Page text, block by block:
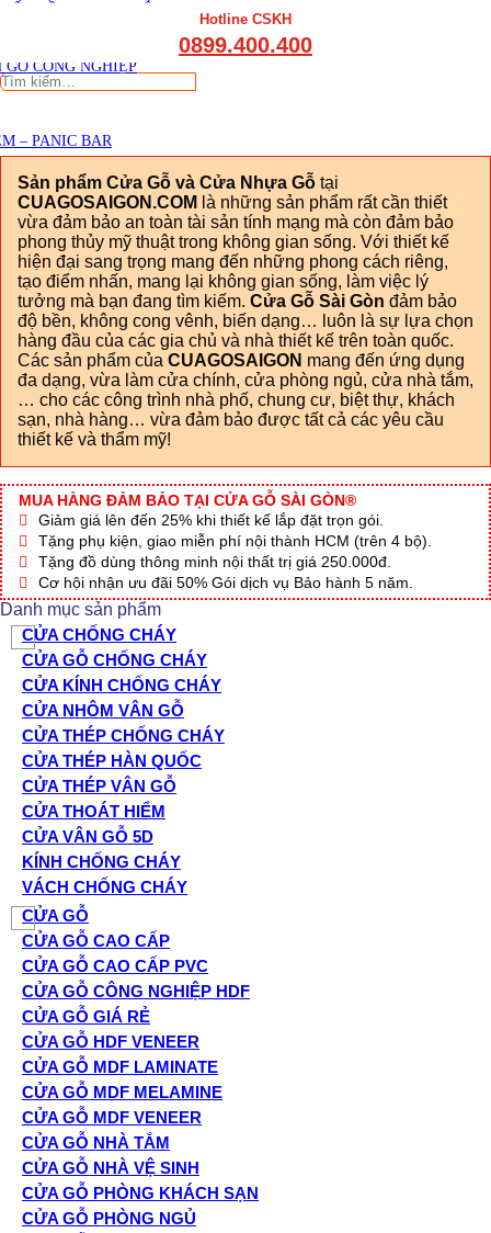
GỖ CÔNG NGHIỆP
– PANIC BAR
Hotline CSKH
0899.400.400
Tìm
Sản phẩm Cửa Gỗ và Cửa Nhựa Gỗ tại
CUAGOSAIGON.COM là những sản phẩm rất cần thiết
vừa đảm bảo an toàn tài sản tính mạng mà còn đảm bảo
phong thủy mỹ thuật trong không gian sống. Với thiết kế
hiện đại sang trọng mang đến những phong cách riêng,
tạo điểm nhấn, mang lại không gian sống, làm việc lý
tưởng mà bạn đang tìm kiếm. Cửa Gỗ Sài Gòn đảm bảo
độ bền, không cong vênh, biến dạng… luôn là sự lựa chọn
hàng đầu của các gia chủ và nhà thiết kế trên toàn quốc.
Các sản phẩm của CUAGOSAIGON mang đến ứng dụng
đa dạng, vừa làm cửa chính, cửa phòng ngủ, cửa nhà tắm,
… cho các công trình nhà phố, chung cư, biệt thự, khách
sạn, nhà hàng… vừa đảm bảo được tất cả các yêu cầu
thiết kế và thẩm mỹ!
MUA HÀNG ĐẢM BẢO TẠI CỬA GỖ SÀI GÒN®
Giảm giá lên đến 25% khi thiết kế lắp đặt trọn gói.
Tặng phụ kiện, giao miễn phí nội thành HCM (trên 4 bộ).
Tặng đồ dùng thông minh nội thất trị giá 250.000đ.
Cơ hội nhận ưu đãi 50% Gói dịch vụ Bảo hành 5 năm.
Danh mục sản phẩm
CỬA CHỐNG CHÁY
CỬA GỖ CHỐNG CHÁY
CỬA KÍNH CHỐNG CHÁY
CỬA NHÔM VÂN GỖ
CỬA THÉP CHỐNG CHÁY
CỬA THÉP HÀN QUỐC
CỬA THÉP VÂN GỖ
CỬA THOÁT HIỂM
CỬA VÂN GỖ 5D
KÍNH CHỐNG CHÁY
VÁCH CHỐNG CHÁY
CỬA GỖ
CỬA GỖ CAO CẤP
CỬA GỖ CAO CẤP PVC
CỬA GỖ CÔNG NGHIỆP HDF
CỬA GỖ GIÁ RẺ
CỬA GỖ HDF VENEER
CỬA GỖ MDF LAMINATE
CỬA GỖ MDF MELAMINE
CỬA GỖ MDF VENEER
CỬA GỖ NHÀ TẮM
CỬA GỖ NHÀ VỆ SINH
CỬA GỖ PHÒNG KHÁCH SẠN
CỬA GỖ PHÒNG NGỦ